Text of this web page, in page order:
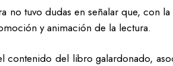
no tuvo dudas en señalar que, con
y animación de la lectura.
contenido del libro galardonado,